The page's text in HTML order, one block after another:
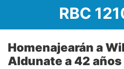
RBC
Homenajearán a
Aldunate a 42